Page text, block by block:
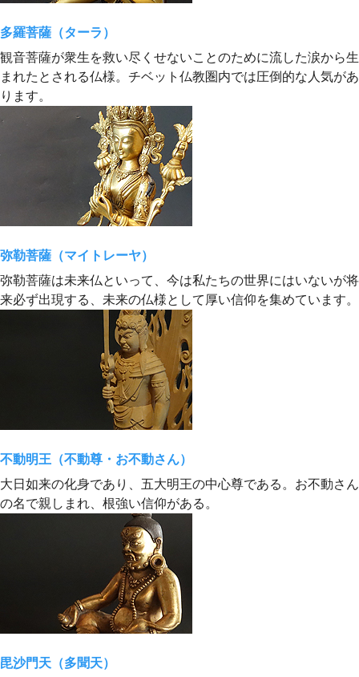
多羅菩薩（ターラ）
観音菩薩が衆生を救い尽くせないことのために流した涙から生
まれたとされる仏様。チベット仏教圏内では圧倒的な人気があ
ります。
弥勒菩薩（マイトレーヤ）
弥勒菩薩は未来仏といって、今は私たちの世界にはいないが将
来必ず出現する、未来の仏様として厚い信仰を集めています。
不動明王（不動尊・お不動さん）
大日如来の化身であり、五大明王の中心尊である。お不動さん
の名で親しまれ、根強い信仰がある。
毘沙門天（多聞天）